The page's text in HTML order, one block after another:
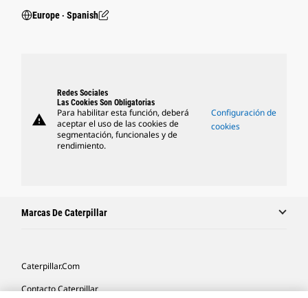
Europe ‧ Spanish
warning
Redes Sociales
Las Cookies Son Obligatorias
Para habilitar esta función, deberá
aceptar el uso de las cookies de
segmentación, funcionales y de
rendimiento.
Configuración de
cookies
Marcas De Caterpillar
Caterpillar.com
Contacto Caterpillar